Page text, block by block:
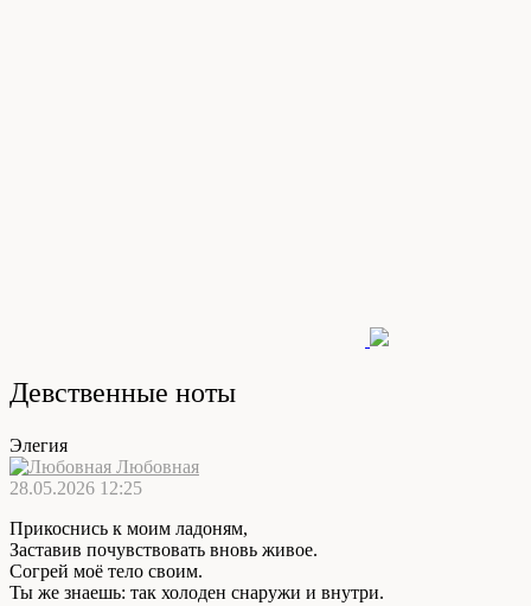
Девственные ноты
Элегия
Любовная
28.05.2026 12:25
Прикоснись к моим ладоням,
Заставив почувствовать вновь живое.
Согрей моё тело своим.
Ты же знаешь: так холоден снаружи и внутри.